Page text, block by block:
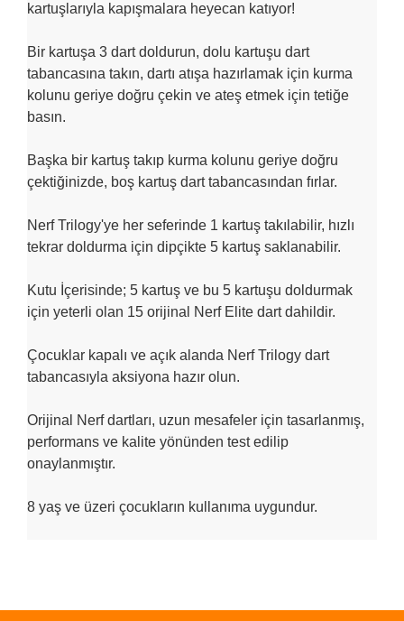
kartuşlarıyla kapışmalara heyecan katıyor!
Bir kartuşa 3 dart doldurun, dolu kartuşu dart
tabancasına takın, dartı atışa hazırlamak için kurma
kolunu geriye doğru çekin ve ateş etmek için tetiğe
basın.
Başka bir kartuş takıp kurma kolunu geriye doğru
çektiğinizde, boş kartuş dart tabancasından fırlar.
Nerf Trilogy'ye her seferinde 1 kartuş takılabilir, hızlı
tekrar doldurma için dipçikte 5 kartuş saklanabilir.
Kutu İçerisinde; 5 kartuş ve bu 5 kartuşu doldurmak
için yeterli olan 15 orijinal Nerf Elite dart dahildir.
Çocuklar kapalı ve açık alanda Nerf Trilogy dart
tabancasıyla aksiyona hazır olun.
Orijinal Nerf dartları, uzun mesafeler için tasarlanmış,
performans ve kalite yönünden test edilip
onaylanmıştır.
8 yaş ve üzeri çocukların kullanıma uygundur.
kullanarak tarafımıza iletebilirsiniz.